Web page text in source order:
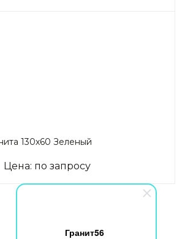
Гранит56
130х60 Зеленый
Цена: по запросу